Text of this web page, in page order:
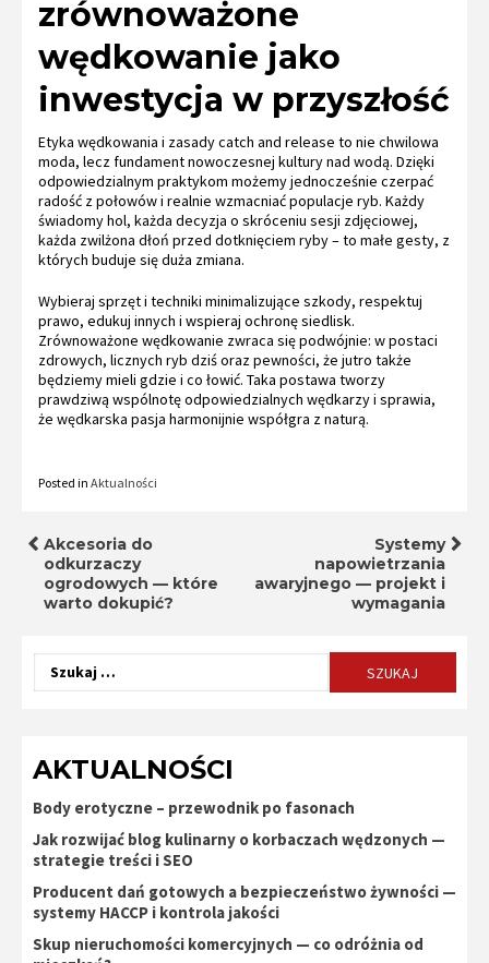
zrównoważone
wędkowanie jako
inwestycja w przyszłość
Etyka wędkowania i zasady catch and release to nie chwilowa
moda, lecz fundament nowoczesnej kultury nad wodą. Dzięki
odpowiedzialnym praktykom możemy jednocześnie czerpać
radość z połowów i realnie wzmacniać populacje ryb. Każdy
świadomy hol, każda decyzja o skróceniu sesji zdjęciowej,
każda zwilżona dłoń przed dotknięciem ryby – to małe gesty, z
których buduje się duża zmiana.
Wybieraj sprzęt i techniki minimalizujące szkody, respektuj
prawo, edukuj innych i wspieraj ochronę siedlisk.
Zrównoważone wędkowanie zwraca się podwójnie: w postaci
zdrowych, licznych ryb dziś oraz pewności, że jutro także
będziemy mieli gdzie i co łowić. Taka postawa tworzy
prawdziwą wspólnotę odpowiedzialnych wędkarzy i sprawia,
że wędkarska pasja harmonijnie współgra z naturą.
Posted in Aktualności
Nawigacja
wpisu
Akcesoria do
odkurzaczy
ogrodowych — które
warto dokupić?
Systemy
napowietrzania
awaryjnego — projekt i
wymagania
AKTUALNOŚCI
Body erotyczne – przewodnik po fasonach
Jak rozwijać blog kulinarny o korbaczach wędzonych —
strategie treści i SEO
Producent dań gotowych a bezpieczeństwo żywności —
systemy HACCP i kontrola jakości
Skup nieruchomości komercyjnych — co odróżnia od